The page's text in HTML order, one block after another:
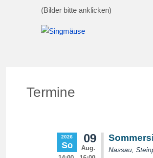
(Bilder bitte anklicken)
Termine